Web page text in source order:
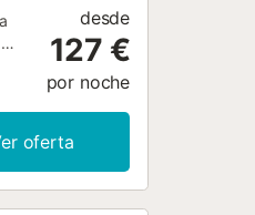
desde
127 €
por noche
oferta